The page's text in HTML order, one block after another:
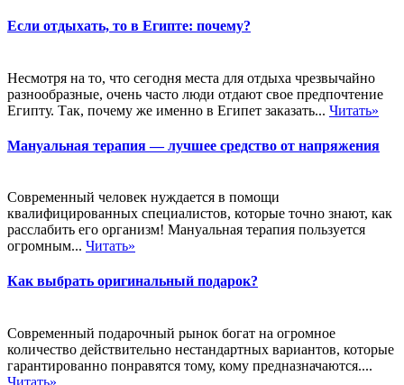
Если отдыхать, то в Египте: почему?
Несмотря на то, что сегодня места для отдыха чрезвычайно
разнообразные, очень часто люди отдают свое предпочтение
Египту. Так, почему же именно в Египет заказать... Читать»
Мануальная терапия — лучшее средство от напряжения
Современный человек нуждается в помощи
квалифицированных специалистов, которые точно знают, как
расслабить его организм! Мануальная терапия пользуется
огромным... Читать»
Как выбрать оригинальный подарок?
Современный подарочный рынок богат на огромное
количество действительно нестандартных вариантов, которые
гарантированно понравятся тому, кому предназначаются....
Читать»